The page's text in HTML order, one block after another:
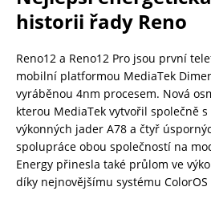
historii řady Reno
Reno12 a Reno12 Pro jsou první
mobilní platformou MediaTek
vyráběnou 4nm procesem. Nová
kterou MediaTek vytvořil společně s
výkonných jader A78 a čtyř
spolupráce obou společností na
Energy přinesla také průlom ve
díky nejnovějšímu systému